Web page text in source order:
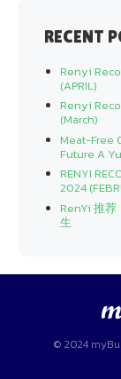
RECENT
Renyi
(APRIL)
Renyi
(March)
Meat-Free
Future A
RENYI
2024
RenYi 推荐
生
© 2024